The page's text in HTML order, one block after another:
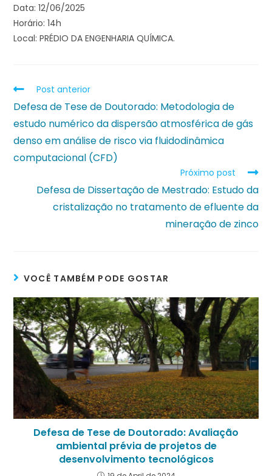
Data: 12/06/2025
Horário: 14h
Local: PRÉDIO DA ENGENHARIA QUÍMICA.
Post anterior
Defesa de Tese de Doutorado: Metodologia de
estudo numérico da dispersão atmosférica de gás
denso em análise de risco via fluidodinâmica
computacional (CFD)
Próximo post
Defesa de Dissertação de Mestrado: Estudo da
cristalização no tratamento de efluente da
mineração de zinco
VOCÊ TAMBÉM PODE GOSTAR
Defesa de Tese de Doutorado: Avaliação
ambiental prévia de projetos de
desenvolvimento tecnológicos